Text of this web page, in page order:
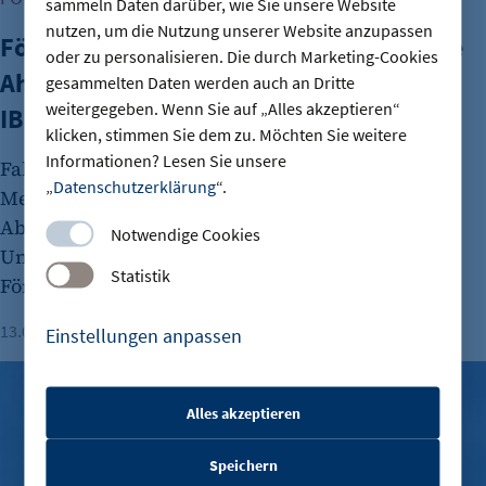
nutzen, um die Nutzung unserer Website anzupassen
oder zu personalisieren. Die durch Marketing-Cookies
gesammelten Daten werden auch an Dritte
weitergegeben. Wenn Sie auf „Alles akzeptieren“
klicken, stimmen Sie dem zu. Möchten Sie weitere
Informationen? Lesen Sie unsere
„Datenschutzerklärung“.
Notwendige Cookies
Statistik
Einstellungen anpassen
etracker Sitzungs-Cookie
Alles akzeptieren
Speichern
Fördermittel als Wachstumstreiber: Wie
Ahlberg Metalltechnik in Berlin mit der
IBB investiert und expandiert
Fabian Ahlberg, Geschäftsführer der Ahlberg
Metalltechnik GmbH, und Raphael Kube,
Abteilungsleiter bei der IBB, erklären, wie
Unternehmen am besten zu öffentlichen
Förderungen kommen.
13.07.2026 Lesezeit: 4 MinutenMichael Gneuss